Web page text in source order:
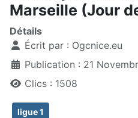
Marseille (Jour
Détails
Écrit par : Ogcnice.eu
Publication : 21
Clics : 1508
ligue 1